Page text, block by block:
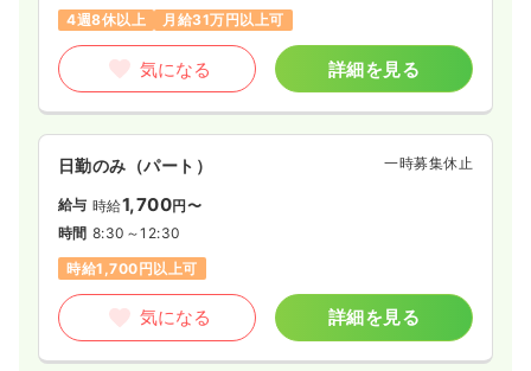
4週8休以上
月給31万円以上可
気になる 詳細を見る
日勤のみ（パート） 一時募集休止
給与 時給1,700円〜
時間 8:30～12:30
時給1,700円以上可
気になる 詳細を見る